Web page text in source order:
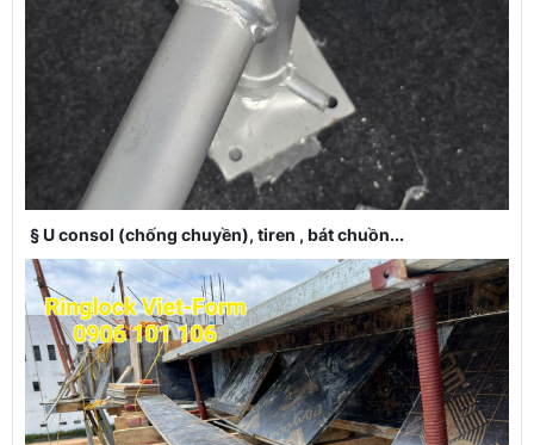
§ U consol (chống chuyền), tiren , bát chuồn...